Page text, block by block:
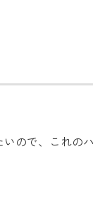
ので、これの